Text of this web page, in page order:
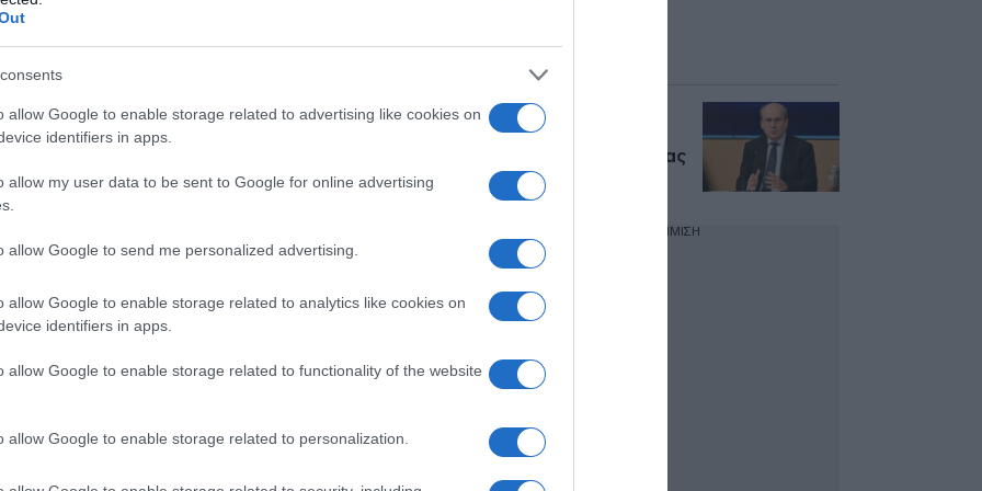
allow Google to enable storage related to advertising like cookies on
identifiers in apps.
allow my user data to be sent to Google for online advertising
allow Google to send me personalized advertising.
allow Google to enable storage related to analytics like cookies on
identifiers in apps.
allow Google to enable storage related to functionality of the website
allow Google to enable storage related to personalization.
πρόσθετων στοιχείων από την
Αρχή Αποβλήτων, Ενέργειας
διαχείρισης των υδάτινων
και μακροπρόθεσμα. Αναδείχθηκε
σε οργανωτικό επίπεδο ώστε να
των μεγάλων και μικρών έργων που
προβλήματος, με βάση τις βέλτιστες
ότι οι παρεμβάσεις θα
του Συντάγματος και των
που κατοχυρώνουν το νερό ως
και τελική διαμόρφωση του
κι άλλες συσκέψεις υπό την
Μητσοτάκη. Πρόθεση της
Χατζηδάκης: “Από
σήμερα οι μειώσεις
στις τιμές προμήθειας
βενζίνης και ντίζελ”
ΔΙΑΦΗΜΙΣΗ